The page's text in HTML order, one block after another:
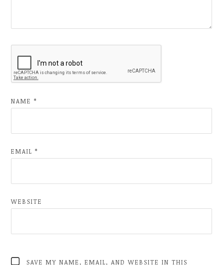
NAME*
EMAIL*
WEBSITE
SAVE MY NAME, EMAIL, AND WEBSITE IN THIS